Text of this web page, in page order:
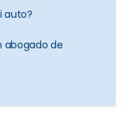
auto?
abogado de